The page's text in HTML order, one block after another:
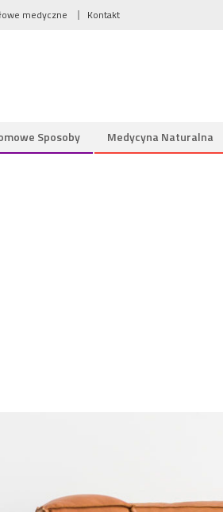
medyczne Kontakt
Sposoby Medycyna Naturalna